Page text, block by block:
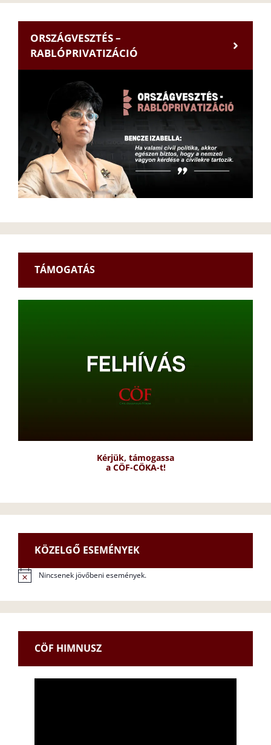
ORSZÁGVESZTÉS –
RABLÓPRIVATIZÁCIÓ
TÁMOGATÁS
Kérjük, támogassa
a CÖF-CÖKA-t!
KÖZELGŐ ESEMÉNYEK
N
Nincsenek jövőbeni események.
CÖF HIMNUSZ